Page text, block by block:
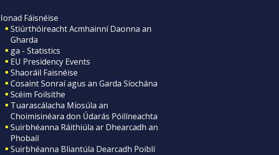
Ionad Fáisnéise
Stiúrthóireacht Acmhainní Daonna an
Gharda
ga - Statistics
EU Presidency Events
Shaoráil Faisnéise
Cosaint Sonraí agus an Garda Síochána
Scéim Foilsithe
Tuarascálacha Míosúla an
Choimisinéara don Údarás Póilíneachta
Suirbhéanna Ráithiúla ar Dhearcadh an
Phobail
Suirbhéanna Bliantúla Dearcadh Poiblí